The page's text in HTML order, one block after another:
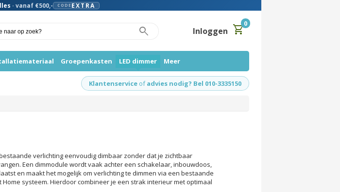
· vanaf €500,- CODE EXTRA
search Inloggen shopping_cart0
Groepenkasten LED dimmer Meer
Klantenservice of advies nodig? Bel 010-3335150
verlichting eenvoudig dimbaar zonder dat je zichtbaar
Een dimmodule wordt vaak achter een schakelaar, inbouwdoos,
en maakt het mogelijk om verlichting te dimmen via een bestaande
systeem. Hierdoor combineer je een strak interieur met optimaal